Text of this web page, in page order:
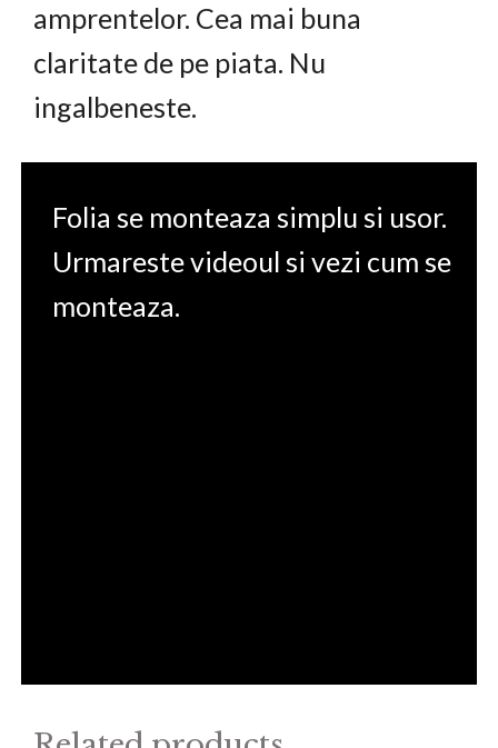
amprentelor. Cea mai buna
claritate de pe piata. Nu
ingalbeneste.
Folia se monteaza simplu si usor.
Urmareste videoul si vezi cum se
monteaza.